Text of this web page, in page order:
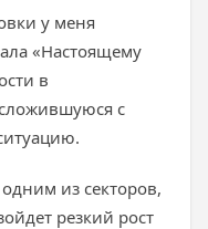
у меня
«Настоящему
в
с
из секторов,
резкий рост